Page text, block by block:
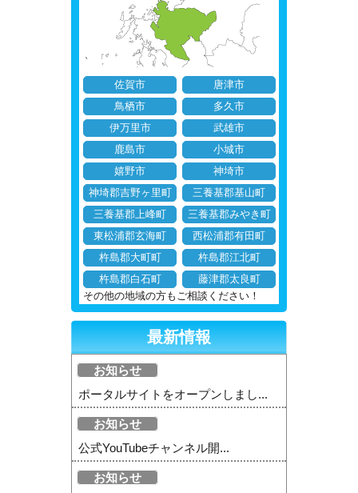
佐賀市
唐津市
鳥栖市
多久市
伊万里市
武雄市
鹿島市
小城市
嬉野市
神埼市
神埼郡吉野ヶ里町
三養基郡基山町
三養基郡上峰町
三養基郡みやき町
東松浦郡玄海町
西松浦郡有田町
杵島郡大町町
杵島郡江北町
杵島郡白石町
藤津郡太良町
その他の地域の方もご相談ください！
最新情報
お知らせ
ポータルサイトをオープンしまし...
お知らせ
公式YouTubeチャンネル開...
お知らせ